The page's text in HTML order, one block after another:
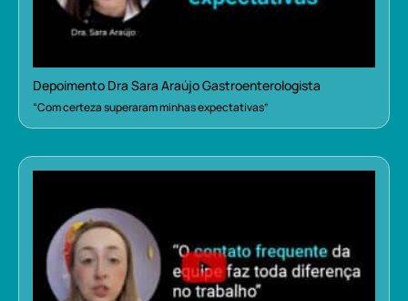
Depoimento Dra Sara Araújo Gastroenterologista
“Com certeza superaram minhas expectativas”